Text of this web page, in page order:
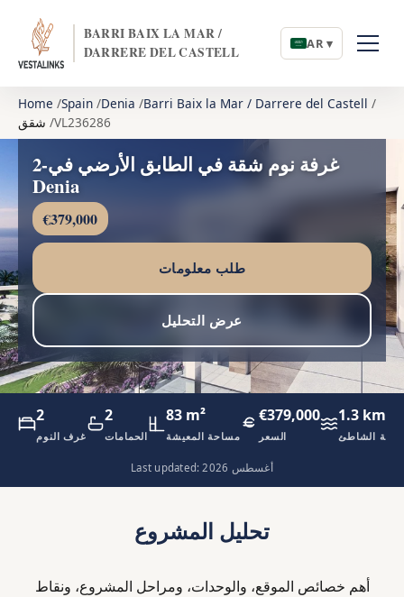
BARRI BAIX LA MAR /
DARRERE DEL CASTELL
AR ▾
Home Spain Denia Barri Baix la Mar / Darrere del Castell
شقق VL236286
2-غرفة نوم شقة في الطابق الأرضي في
Denia
€379,000
طلب معلومات
عرض التحليل
2
غرف النوم
2
الحمامات
83 m²
مساحة المعيشة
€379,000
السعر
1.3 km
الشاطئ
Last updated: أغسطس 2026
تحليل المشروع
أهم خصائص الموقع، والوحدات، ومراحل المشروع، ونقاط